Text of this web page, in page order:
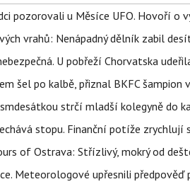
pozorovali u Měsíce UFO. Hovoří o
vrahů: Nenápadný dělník zabil
U pobřeží Chorvatska
šel po kalbě, přiznal BKFC šampion
strčí mladší kolegyně do
stopu. Finanční potíže
of Ostrava: Střízlivý, mokrý od
Meteorologové upřesnili předpověď